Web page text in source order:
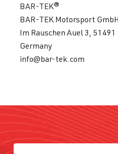
BAR-TEK®
BAR-TEK Motorsport GmbH
Im Rauschen Auel 3,
Germany
info@bar-tek.com